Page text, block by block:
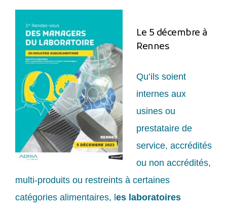
Le 5 décembre à
Rennes
Qu’ils soient
internes aux
usines ou
prestataire de
service, accrédités
ou non accrédités,
multi-produits ou restreints à certaines
catégories alimentaires, l es laboratoires